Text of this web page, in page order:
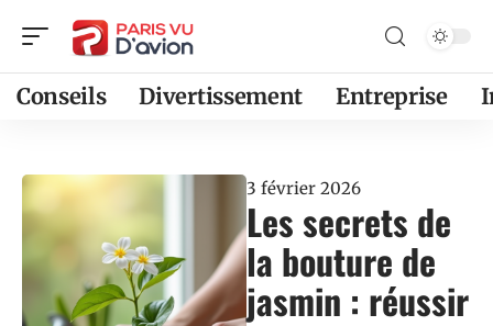
Conseils Divertissement Entreprise
3 février 2026
Les secrets de
la bouture de
jasmin : réussir